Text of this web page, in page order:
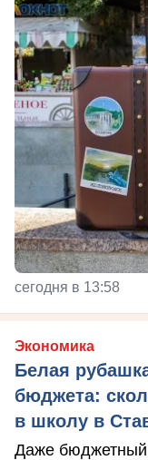
сегодня в 13:58
Экономика
Белая
бюджета:
в школу в
Даже бюджетный